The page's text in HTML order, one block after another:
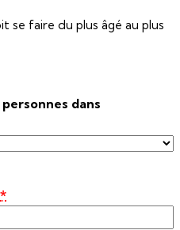
se faire du plus âgé au plus
dans
*